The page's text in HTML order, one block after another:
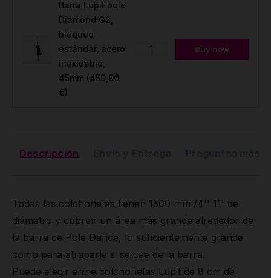
Barra Lupit pole
Diamond G2,
bloqueo
estándar, acero
inoxidable,
45mm (459,90
€)
Buy now
Descripción
Todas las colchonetas tienen 1500 mm /4'' 11' de
diámetro y cubren un área más grande alrededor de
la barra de Pole Dance, lo suficientemente grande
como para atraparle si se cae de la barra.
Puede elegir entre colchonetas Lupit de 8 cm de